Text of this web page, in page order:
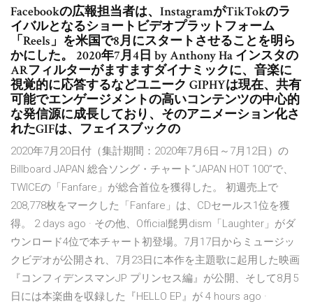
Facebookの広報担当者は、InstagramがTikTokのラ
イバルとなるショートビデオプラットフォーム
「Reels」を米国で8月にスタートさせることを明ら
かにした。 2020年7月4日 by Anthony Ha インスタの
ARフィルターがますますダイナミックに、音楽に
視覚的に応答するなどユニーク GIPHYは現在、共有
可能でエンゲージメントの高いコンテンツの中心的
な発信源に成長しており、そのアニメーション化さ
れたGIFは、フェイスブックの
2020年7月20日付（集計期間：2020年7月6日～7月12日）の
Billboard JAPAN 総合ソング・チャート“JAPAN HOT 100”で、
TWICEの「Fanfare」が総合首位を獲得した。 初週売上で
208,778枚をマークした「Fanfare」は、CDセールス1位を獲
得。 2 days ago · その他、Official髭男dism「Laughter」がダ
ウンロード4位で本チャート初登場。7月17日からミュージッ
クビデオが公開され、7月23日に本作を主題歌に起用した映画
『コンフィデンスマンJP プリンセス編』が公開、そして8月5
日には本楽曲を収録した『HELLO EP』が 4 hours ago ·